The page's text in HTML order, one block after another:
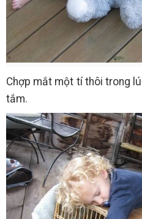
Chợp mắt một tí thôi trong
tắm.